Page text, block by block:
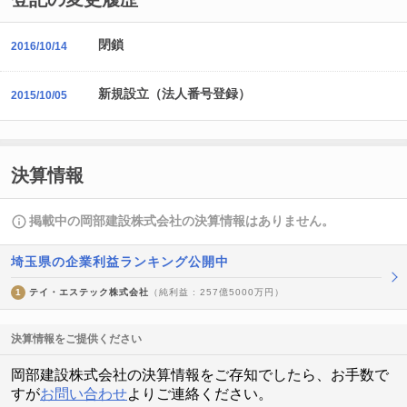
2016/10/14 閉鎖
2015/10/05 新規設立（法人番号登録）
決算情報
掲載中の岡部建設株式会社の決算情報はありません。
埼玉県の企業利益ランキング公開中
1 テイ・エステック株式会社 （純利益 : 257億5000万円）
決算情報をご提供ください
岡部建設株式会社の決算情報をご存知でしたら、お手数で
すがお問い合わせよりご連絡ください。